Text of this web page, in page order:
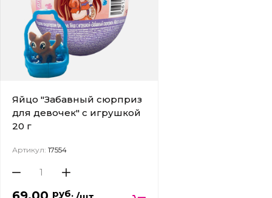
Яйцо "Забавный сюрприз
для девочек" с игрушкой
20 г
Артикул: 17554
руб.